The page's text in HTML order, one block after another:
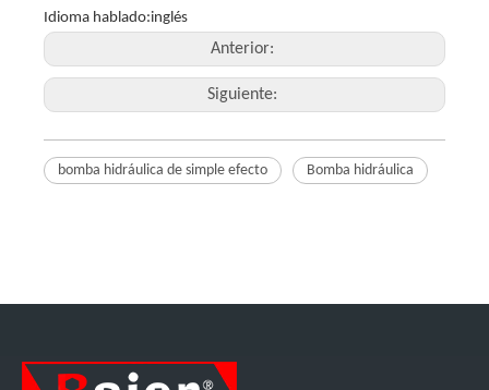
Idioma hablado:inglés
Anterior:
Siguiente:
bomba hidráulica de simple efecto Bomba hidráulica